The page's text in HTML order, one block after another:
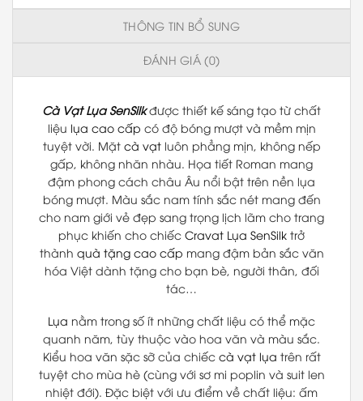
THÔNG TIN BỔ SUNG
ĐÁNH GIÁ (0)
Cà Vạt Lụa SenSilkđược thiết kế sáng tạo từ chất
liệu lụa cao cấp có độ bóng mượt và mềm mịn
tuyệt vời. Mặt cà vạtluôn phẳng mịn, không nếp
gấp, không nhăn nhàu. Họa tiết Roman mang
đậm phong cách châu Âu nổi bật trên nền lụa
bóng mượt. Màu sắc nam tính sắc nét mang đến
cho nam giới vẻ đẹp sang trọng lịch lãm cho trang
phục khiến cho chiếc Cravat Lụa SenSilk trở
thành quà tặng cao cấp mang đậm bản sắc văn
hóa Việt dành tặng cho bạn bè, người thân, đối
tác…
Lụa nằm trong số ít những chất liệu có thể mặc
quanh năm, tùy thuộc vào hoa văn và màu sắc.
Kiểu hoa văn sặc sỡ của chiếc cà vạt lụa trên rất
tuyệt cho mùa hè (cùng với sơ mi poplin và suit len
nhiệt đới). Đặc biệt với ưu điểm về chất liệu: ấm